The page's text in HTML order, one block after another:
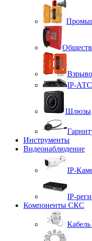
IP-АТС
Шлюзы
Инструменты
Видеонаблюдение
IP-
IP-
Компоненты СКС
Кабель